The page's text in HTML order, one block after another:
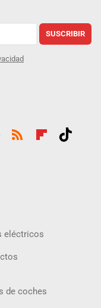
SUSCRIBIR
eléctricos
de coches